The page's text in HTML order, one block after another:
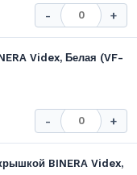
- +
Videx, Белая (VF-
- +
BINERA Videx,